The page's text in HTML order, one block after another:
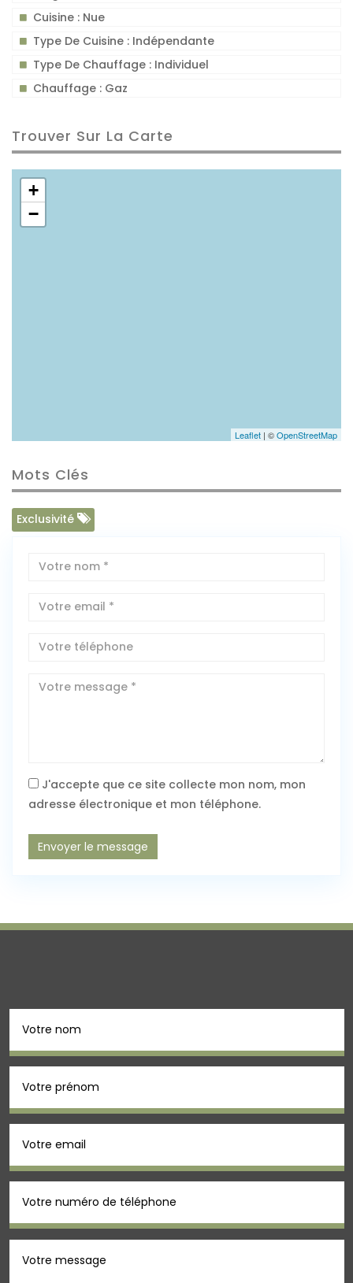
Cuisine : Nue
Type De Cuisine : Indépendante
Type De Chauffage : Individuel
Chauffage : Gaz
Trouver Sur La Carte
+
−
Leaflet | ©OpenStreetMap
Mots Clés
Exclusivité
J'accepte que ce site collecte mon nom, mon
adresse électronique et mon téléphone.
Envoyer le message